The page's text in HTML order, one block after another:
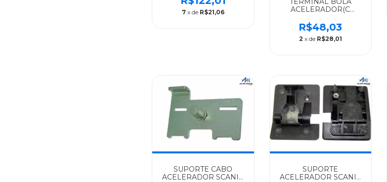
7 x de R$21,06
ACELERADOR(C
SCANIA ALGOMAIS
111/140/ - 178155
R$48,03
2 x de R$28,01
SUPORTE CABO
ACELERADOR SCANIA
SUPORTE
ACELERADOR SCANIA